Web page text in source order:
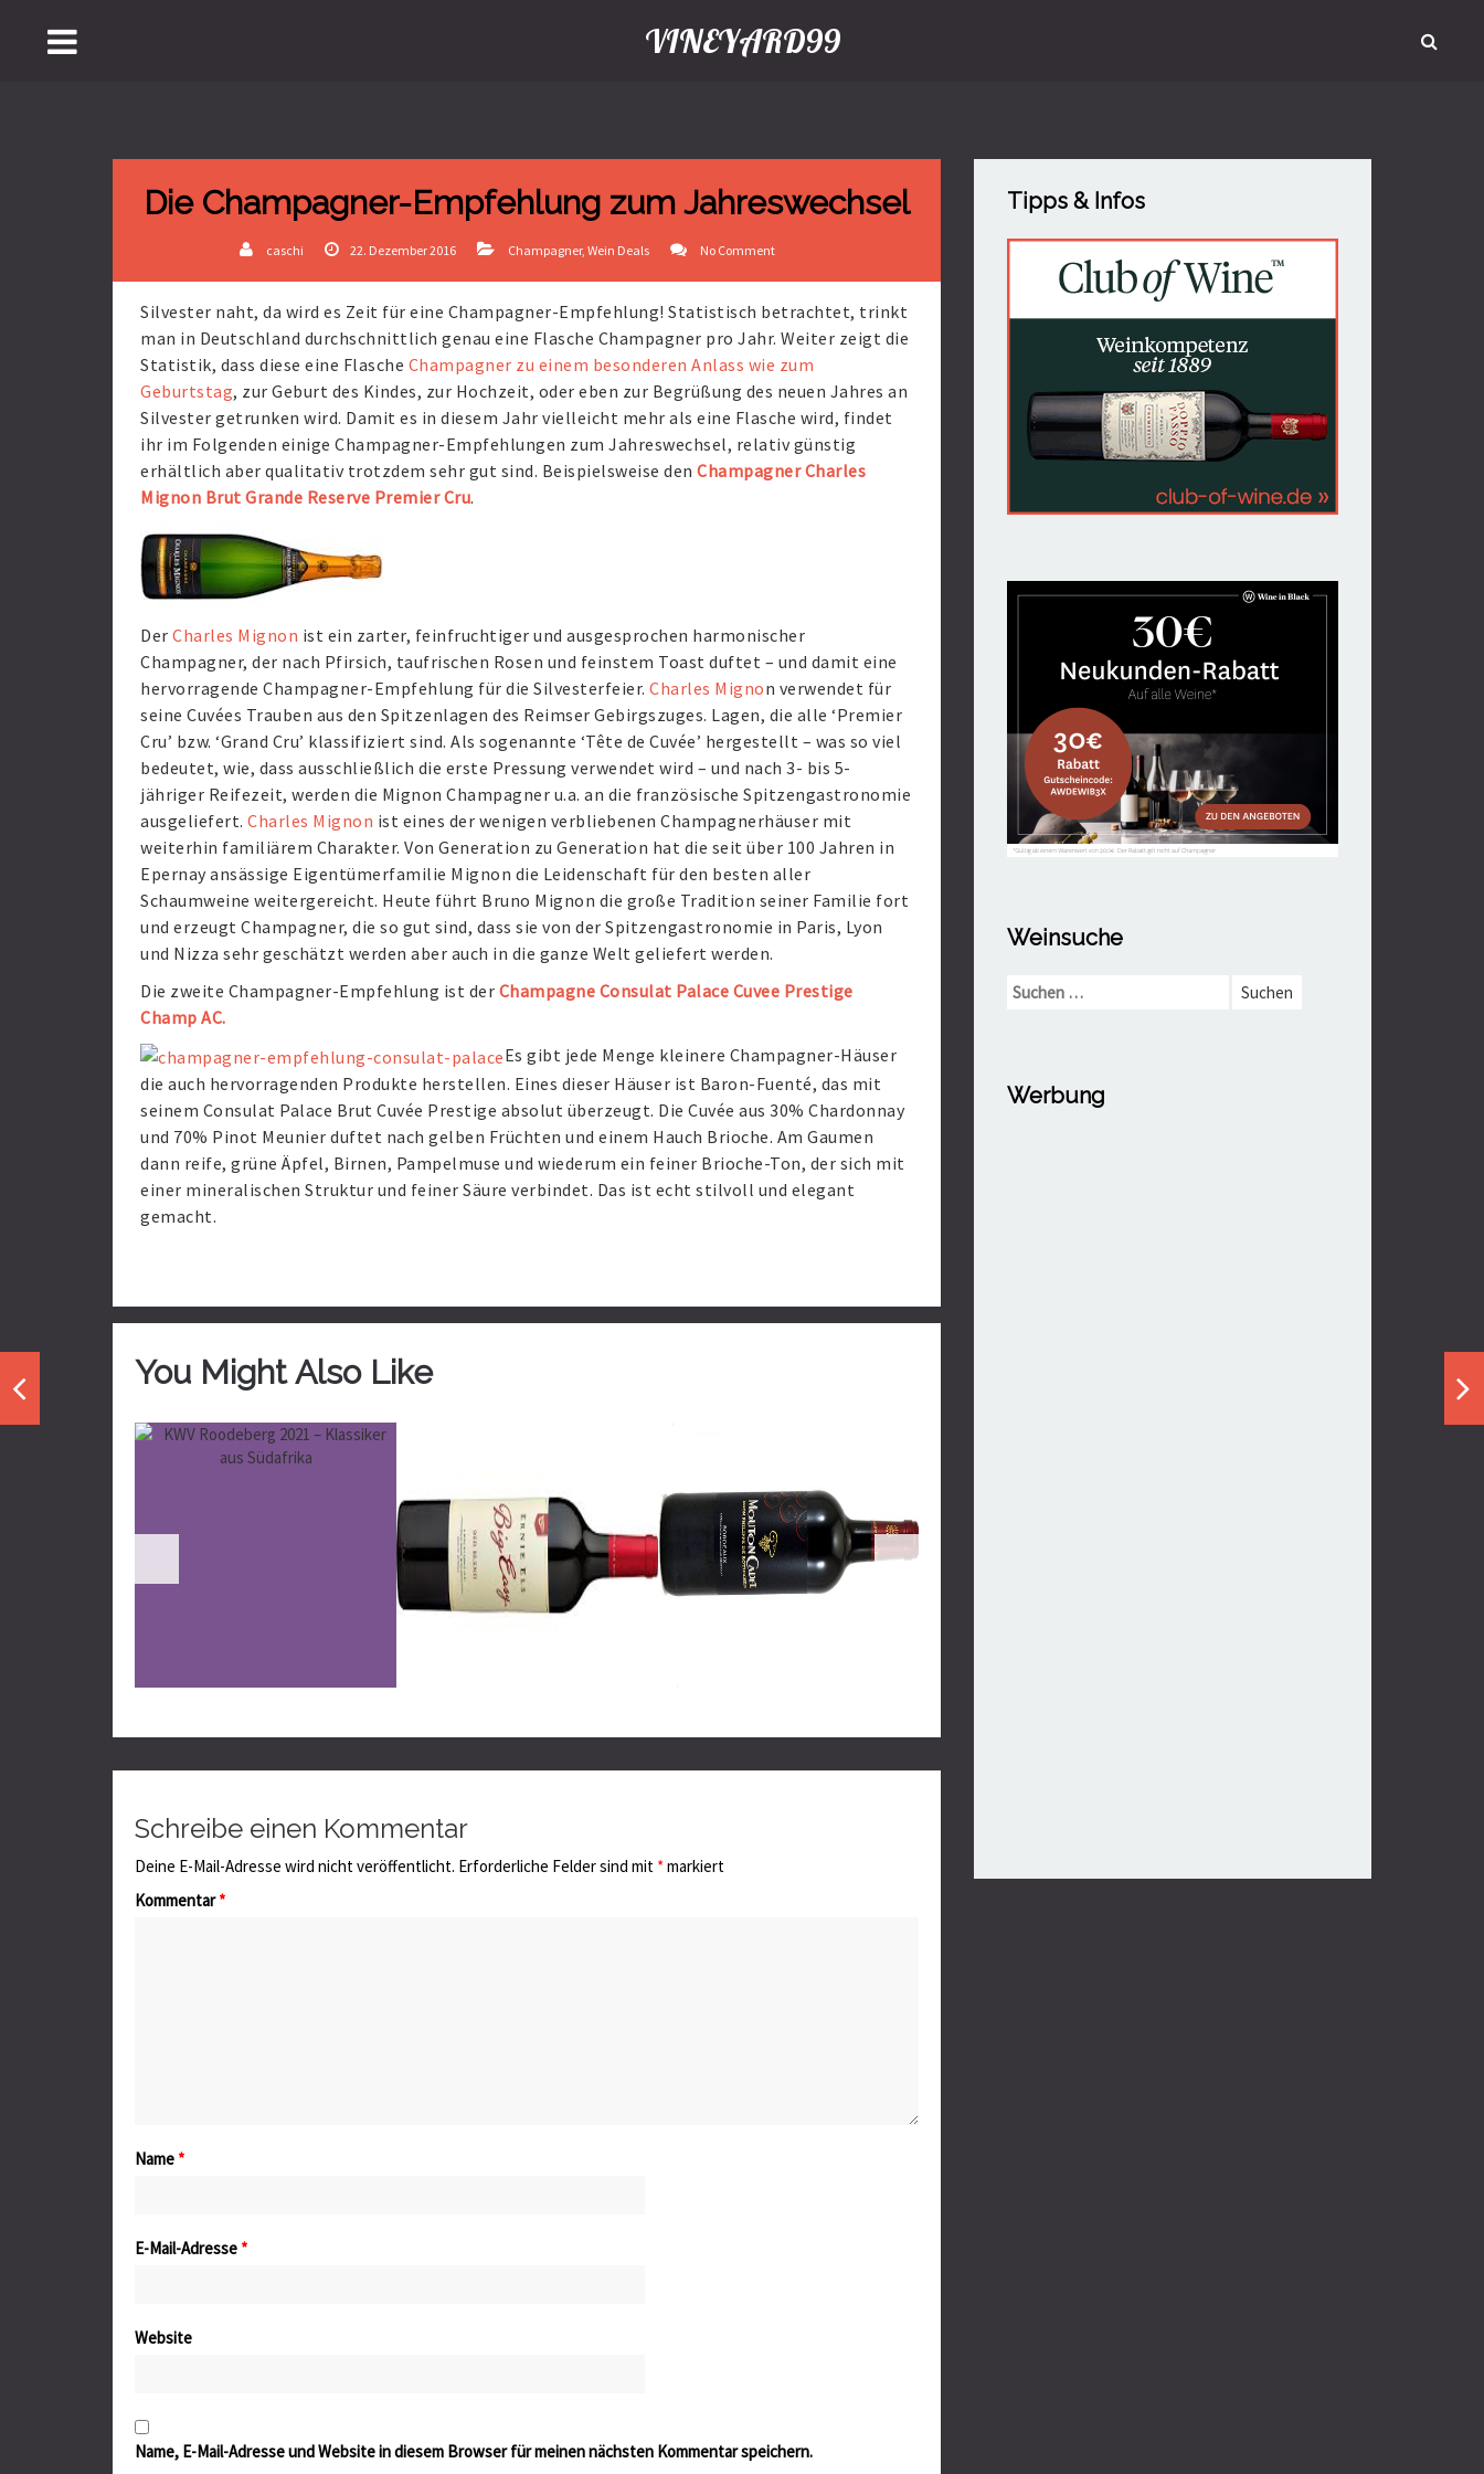
VINEYARD99
Die Champagner-Empfehlung zum Jahreswechsel
caschi 22. Dezember 2016 Champagner, Wein Deals No Comment
Silvester naht, da wird es Zeit für eine Champagner-Empfehlung! Statistisch betrachtet, trinkt
man in Deutschland durchschnittlich genau eine Flasche Champagner pro Jahr. Weiter zeigt die
Statistik, dass diese eine Flasche Champagner zu einem besonderen Anlass wie zum
Geburtstag, zur Geburt des Kindes, zur Hochzeit, oder eben zur Begrüßung des neuen Jahres an
Silvester getrunken wird. Damit es in diesem Jahr vielleicht mehr als eine Flasche wird, findet
ihr im Folgenden einige Champagner-Empfehlungen zum Jahreswechsel, relativ günstig
erhältlich aber qualitativ trotzdem sehr gut sind. Beispielsweise den Champagner Charles
Mignon Brut Grande Reserve Premier Cru.
Der Charles Mignon ist ein zarter, feinfruchtiger und ausgesprochen harmonischer
Champagner, der nach Pfirsich, taufrischen Rosen und feinstem Toast duftet – und damit eine
hervorragende Champagner-Empfehlung für die Silvesterfeier. Charles Mignon verwendet für
seine Cuvées Trauben aus den Spitzenlagen des Reimser Gebirgszuges. Lagen, die alle ‘Premier
Cru’ bzw. ‘Grand Cru’ klassifiziert sind. Als sogenannte ‘Tête de Cuvée’ hergestellt – was so viel
bedeutet, wie, dass ausschließlich die erste Pressung verwendet wird – und nach 3- bis 5-
jähriger Reifezeit, werden die Mignon Champagner u.a. an die französische Spitzengastronomie
ausgeliefert. Charles Mignon ist eines der wenigen verbliebenen Champagnerhäuser mit
weiterhin familiärem Charakter. Von Generation zu Generation hat die seit über 100 Jahren in
Epernay ansässige Eigentümerfamilie Mignon die Leidenschaft für den besten aller
Schaumweine weitergereicht. Heute führt Bruno Mignon die große Tradition seiner Familie fort
und erzeugt Champagner, die so gut sind, dass sie von der Spitzengastronomie in Paris, Lyon
und Nizza sehr geschätzt werden aber auch in die ganze Welt geliefert werden.
Die zweite Champagner-Empfehlung ist der Champagne Consulat Palace Cuvee Prestige
Champ AC.
Es gibt jede Menge kleinere Champagner-Häuser
die auch hervorragenden Produkte herstellen. Eines dieser Häuser ist Baron-Fuenté, das mit
seinem Consulat Palace Brut Cuvée Prestige absolut überzeugt. Die Cuvée aus 30% Chardonnay
und 70% Pinot Meunier duftet nach gelben Früchten und einem Hauch Brioche. Am Gaumen
dann reife, grüne Äpfel, Birnen, Pampelmuse und wiederum ein feiner Brioche-Ton, der sich mit
einer mineralischen Struktur und feiner Säure verbindet. Das ist echt stilvoll und elegant
gemacht.
You Might Also Like
Schreibe einen Kommentar
Deine E-Mail-Adresse wird nicht veröffentlicht. Erforderliche Felder sind mit *markiert
Kommentar*
Name *
E-Mail-Adresse *
Website
Name, E-Mail-Adresse und Website in diesem Browser für meinen nächsten Kommentar speichern.
Tipps & Infos
Weinsuche
Suchen
Werbung